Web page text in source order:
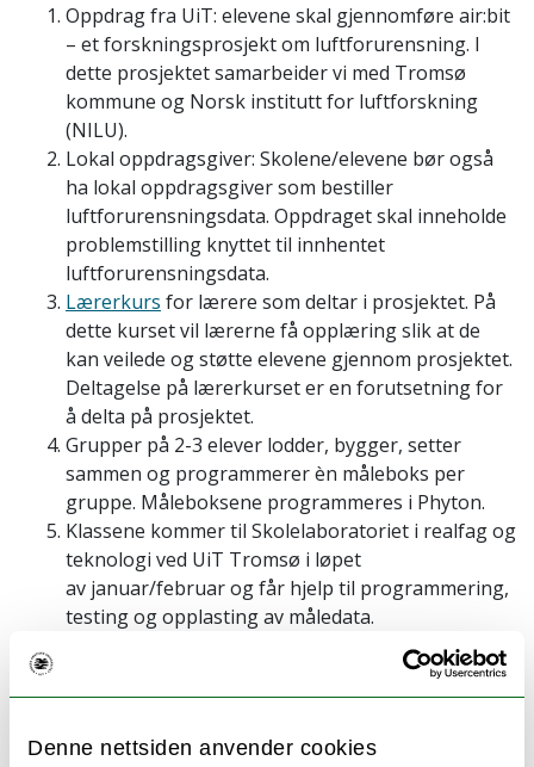
Denne nettsiden anvender cookies
Oppdrag fra UiT: elevene skal gjennomføre air:bit
– et forskningsprosjekt om luftforurensning. I
dette prosjektet samarbeider vi med Tromsø
kommune og Norsk institutt for luftforskning
(NILU).
Lokal oppdragsgiver: Skolene/elevene bør også
ha lokal oppdragsgiver som bestiller
luftforurensningsdata. Oppdraget skal inneholde
problemstilling knyttet til innhentet
luftforurensningsdata.
Lærerkurs for lærere som deltar i prosjektet. På
dette kurset vil lærerne få opplæring slik at de
kan veilede og støtte elevene gjennom prosjektet.
Deltagelse på lærerkurset er en forutsetning for
å delta på prosjektet.
Grupper på 2-3 elever lodder, bygger, setter
sammen og programmerer èn måleboks per
gruppe. Måleboksene programmeres i Phyton.
Klassene kommer til Skolelaboratoriet i realfag og
teknologi ved UiT Tromsø i løpet
av januar/februar og får hjelp til programmering,
testing og opplasting av måledata.
Elevene måler luftforurensning gjennom vinteren
Elevene svarer på oppdraget ved å presentere